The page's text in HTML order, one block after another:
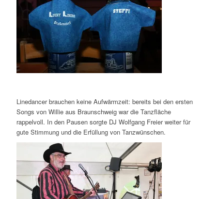
Linedancer brauchen keine Aufwärmzeit: bereits bei den ersten
Songs von Willie aus Braunschweig war die Tanzfläche
rappelvoll. In den Pausen sorgte DJ Wolfgang Freier weiter für
gute Stimmung und die Erfüllung von Tanzwünschen.